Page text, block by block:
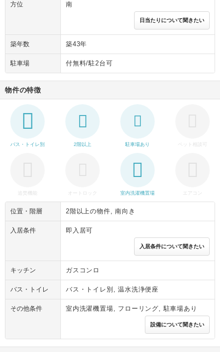
方位 南
日当たりについて聞きたい
築年数 築43年
駐車場 付無料/駐2台可
物件の特徴
バス・トイレ別 2階以上 駐車場あり ペット相談可
追焚機能 オートロック 室内洗濯機置場 エアコン
位置・階層 2階以上の物件, 南向き
入居条件 即入居可
入居条件について聞きたい
キッチン ガスコンロ
バス・トイレ バス・トイレ別, 温水洗浄便座
その他条件 室内洗濯機置場, フローリング, 駐車場あり
設備について聞きたい